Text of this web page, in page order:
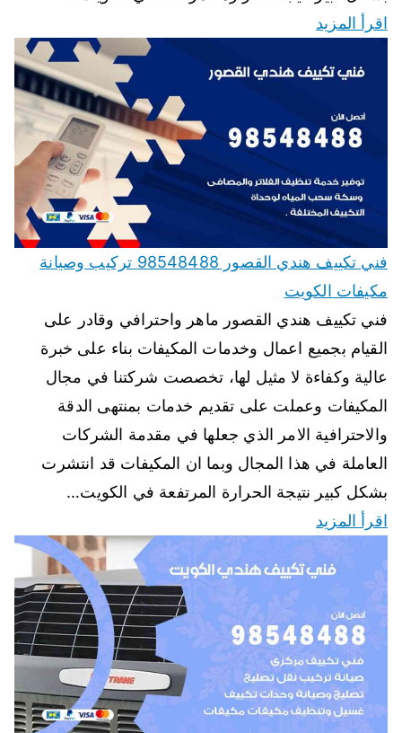
اقرأ المزيد
فني تكييف هندي القصور 98548488 تركيب وصيانة
مكيفات الكويت
فني تكييف هندي القصور ماهر واحترافي وقادر على
القيام بجميع اعمال وخدمات المكيفات بناء على خبرة
عالية وكفاءة لا مثيل لها، تخصصت شركتنا في مجال
المكيفات وعملت على تقديم خدمات بمنتهى الدقة
والاحترافية الامر الذي جعلها في مقدمة الشركات
العاملة في هذا المجال وبما ان المكيفات قد انتشرت
بشكل كبير نتيجة الحرارة المرتفعة في الكويت…
اقرأ المزيد